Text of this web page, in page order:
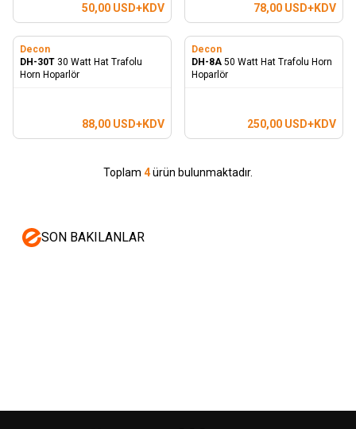
50,00 USD+KDV 78,00 USD+KDV
Decon
DH-30T 30 Watt Hat Trafolu
Horn Hoparlör
88,00 USD+KDV
Decon
DH-8A 50 Watt Hat Trafolu Horn
Hoparlör
250,00 USD+KDV
Toplam 4ürün bulunmaktadır.
SON BAKILANLAR